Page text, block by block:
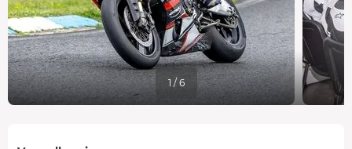
1 / 6